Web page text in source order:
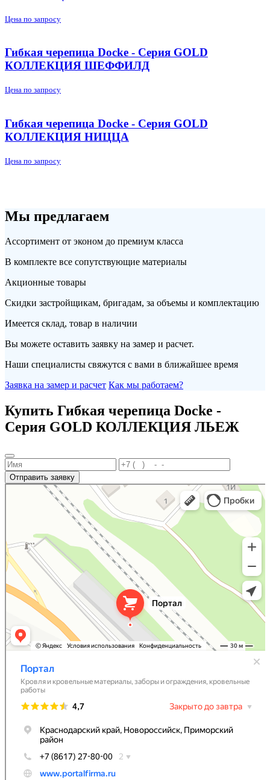
Цена по запросу
Гибкая черепица Docke - Серия GOLD
КОЛЛЕКЦИЯ ШЕФФИЛД
Цена по запросу
Гибкая черепица Docke - Серия GOLD
КОЛЛЕКЦИЯ НИЦЦА
Цена по запросу
Мы предлагаем
Ассортимент от эконом до премиум класса
В комплекте все сопутствующие материалы
Акционные товары
Скидки застройщикам, бригадам, за объемы и комплектацию
Имеется склад, товар в наличии
Вы можете оставить заявку на замер и расчет.
Наши специалисты свяжутся с вами в ближайшее время
Заявка на замер и расчет Как мы работаем?
Купить Гибкая черепица Docke -
Серия GOLD КОЛЛЕКЦИЯ ЛЬЕЖ
Отправить заявку
Кровля и кровельные материалы в Новороссийске
Фасады и фасадные системы в Новороссийске